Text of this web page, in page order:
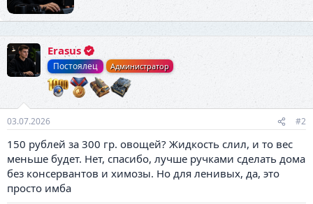
Erasus
Постоялец Администратор
03.07.2026 #2
150 рублей за 300 гр. овощей? Жидкость слил, и то вес
меньше будет. Нет, спасибо, лучше ручками сделать дома
без консервантов и химозы. Но для ленивых, да, это
просто имба